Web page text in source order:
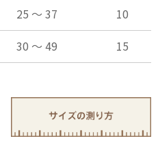
25 ～ 37
10
30 ～ 49 15